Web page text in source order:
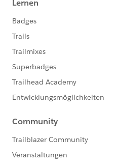
TableauのVizやデータフ
新規ユーザーまたはサー
可視化（Viz）やデータ
分析をこれから始める方
です。ぜひ、ご自身のレ
会に参加し、Tableauの
今後の Tableau 製品の
てましたら【いいね】の